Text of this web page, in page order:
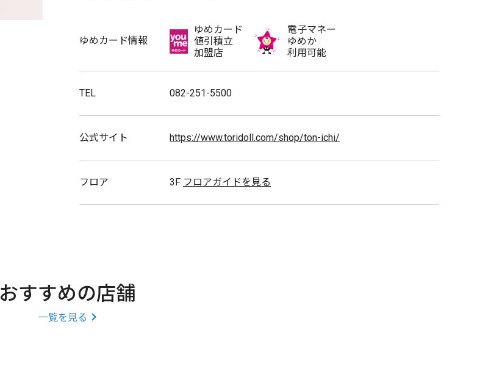
ゆめカード情報
ゆめカード
値引積立
加盟店
電子マネー
ゆめか
利用可能
TEL 082-251-5500
公式サイト https://www.toridoll.com/shop/ton-ichi/
フロア 3F フロアガイドを見る
おすすめの店舗
一覧を見る